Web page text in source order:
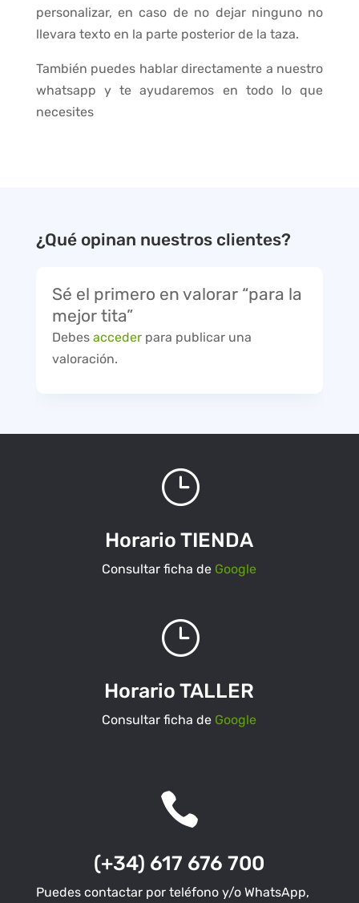
personalizar, en caso de no dejar ninguno no
llevara texto en la parte posterior de la taza.
También puedes hablar directamente a nuestro
whatsapp y te ayudaremos en todo lo que
necesites
¿Qué opinan nuestros clientes?
Sé el primero en valorar “para la
mejor tita”
Debes accederpara publicar una
valoración.
}
Horario TIENDA
Consultar ficha de Google
}
Horario TALLER
Consultar ficha de Google

(+34) 617 676 700
Puedes contactar por teléfono y/o WhatsApp,